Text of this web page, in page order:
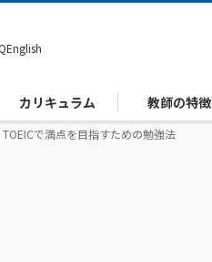
カリキュラム 教師の特徴
TOEICで満点を目指すための勉強法